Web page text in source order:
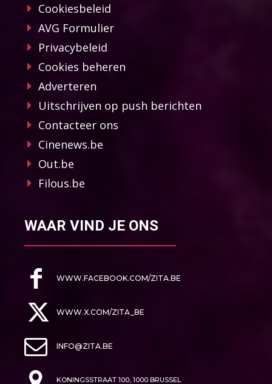
Cookiesbeleid
AVG Formulier
Privacybeleid
Cookies beheren
Adverteren
Uitschrijven op push berichten
Contacteer ons
Cinenews.be
Out.be
Filous.be
WAAR VIND JE ONS
WWW.FACEBOOK.COM/ZITA.BE
WWW.X.COM/ZITA_BE
INFO@ZITA.BE
KONINGSSTRAAT 100, 1000 BRUSSEL